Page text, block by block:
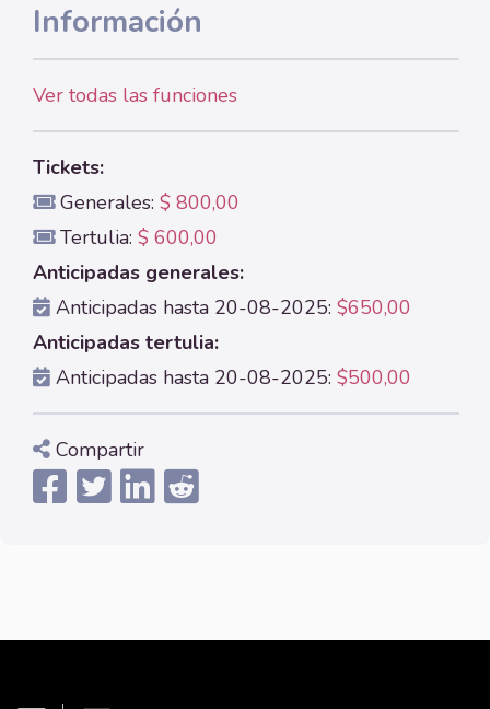
Información
Ver todas las funciones
Tickets:
Generales: $ 800,00
Tertulia: $ 600,00
Anticipadas generales:
Anticipadas hasta 20-08-2025: $650,00
Anticipadas tertulia:
Anticipadas hasta 20-08-2025: $500,00
Compartir